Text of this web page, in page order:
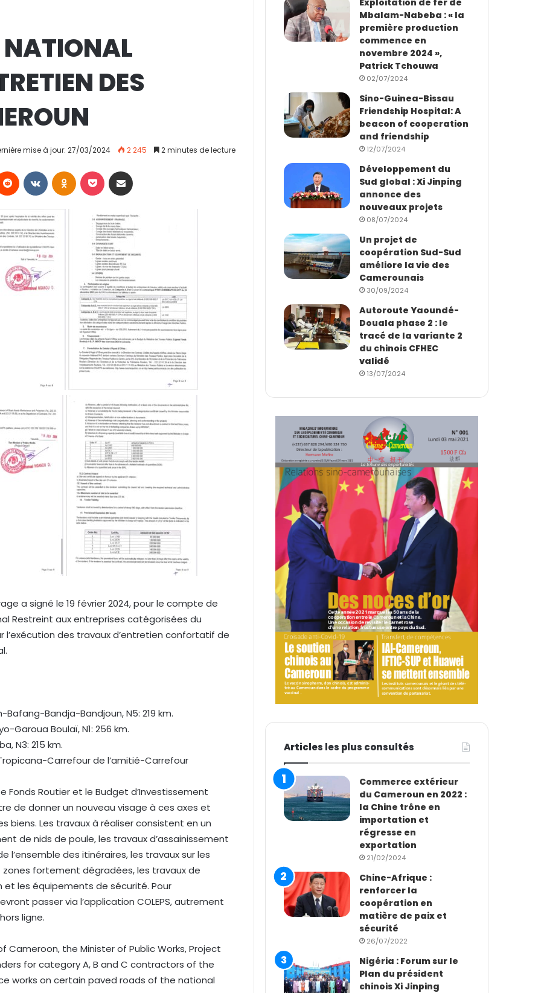
NATIONAL
DES
mise à jour: 27/03/2024 2 245 2 minutes de lecture
a signé le 19 février 2024, pour le compte de
Restreint aux entreprises catégorisées du
des travaux d’entretien confortatif de
Bandja-Bandjoun, N5: 219 km.
Garoua Boulaï, N1: 256 km.
N3: 215 km.
Carrefour de l’amitié-Carrefour
Routier et le Budget d’Investissement
de donner un nouveau visage à ces axes et
biens. Les travaux à réaliser consistent en un
de nids de poule, les travaux d’assainissement
des itinéraires, les travaux sur les
fortement dégradées, les travaux de
et les équipements de sécurité. Pour
passer via l’application COLEPS, autrement
ligne.
Cameroon, the Minister of Public Works, Project
for category A, B and C contractors of the
works on certain paved roads of the national
Mbalam-Nabeba : « la
première production
commence en
novembre 2024 »,
Patrick Tchouwa
02/07/2024
Sino-Guinea-Bissau
Friendship Hospital: A
beacon of cooperation
and friendship
12/07/2024
Développement du
Sud global : Xi Jinping
annonce des
nouveaux projets
08/07/2024
Un projet de
coopération Sud-Sud
améliore la vie des
Camerounais
30/09/2024
Autoroute Yaoundé-
Douala phase 2 : le
tracé de la variante 2
du chinois CFHEC
validé
13/07/2024
Articles les plus consultés
Commerce extérieur
du Cameroun en 2022 :
la Chine trône en
importation et
régresse en
exportation
21/02/2024
Chine-Afrique :
renforcer la
coopération en
matière de paix et
sécurité
26/07/2022
Nigéria : Forum sur le
Plan du président
chinois Xi Jinping